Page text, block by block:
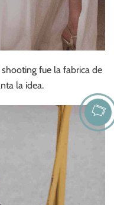
fue la fabrica de
la idea.